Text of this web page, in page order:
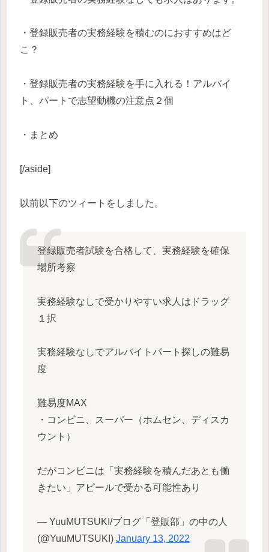
・登録販売者の実務経験を積むのにおすすめはど
こ？
・登録販売者の実務経験を手に入れる！アルバイ
ト、パートで志望動機の注意点２個
・まとめ
[/aside]
以前以下のツィートをしました。
登録販売者試験を合格して、実務経験を確保
場所考察
実務経験なしで受かりやすい求人はドラッグ
１択
実務経験なしでアルバイトパート探しの難易
度
難易度MAX
・コンビニ、スーパー（ホムセン、ディスカ
ウント）
だがコンビニは「実務経験を積んだあとも働
きたい」アピールで受かる可能性あり
— YuuMUTSUKI/ブログ「登販部」の中の人
(@YuuMUTSUKI) January 13, 2022